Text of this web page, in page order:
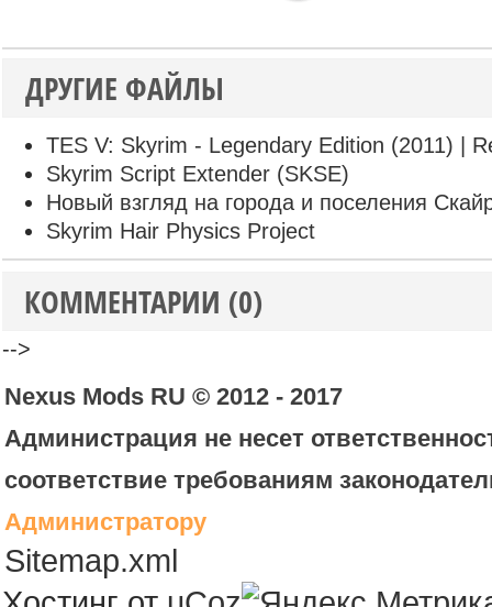
ДРУГИЕ ФАЙЛЫ
TES V: Skyrim - Legendary Edition (2011) |
Skyrim Script Extender (SKSE)
Новый взгляд на города и поселения
Skyrim Hair Physics Project
КОММЕНТАРИИ (0)
-->
Nexus Mods RU © 2012 - 2017
Администрация не несет
соответствие требованиям
Администратору
Sitemap.xml